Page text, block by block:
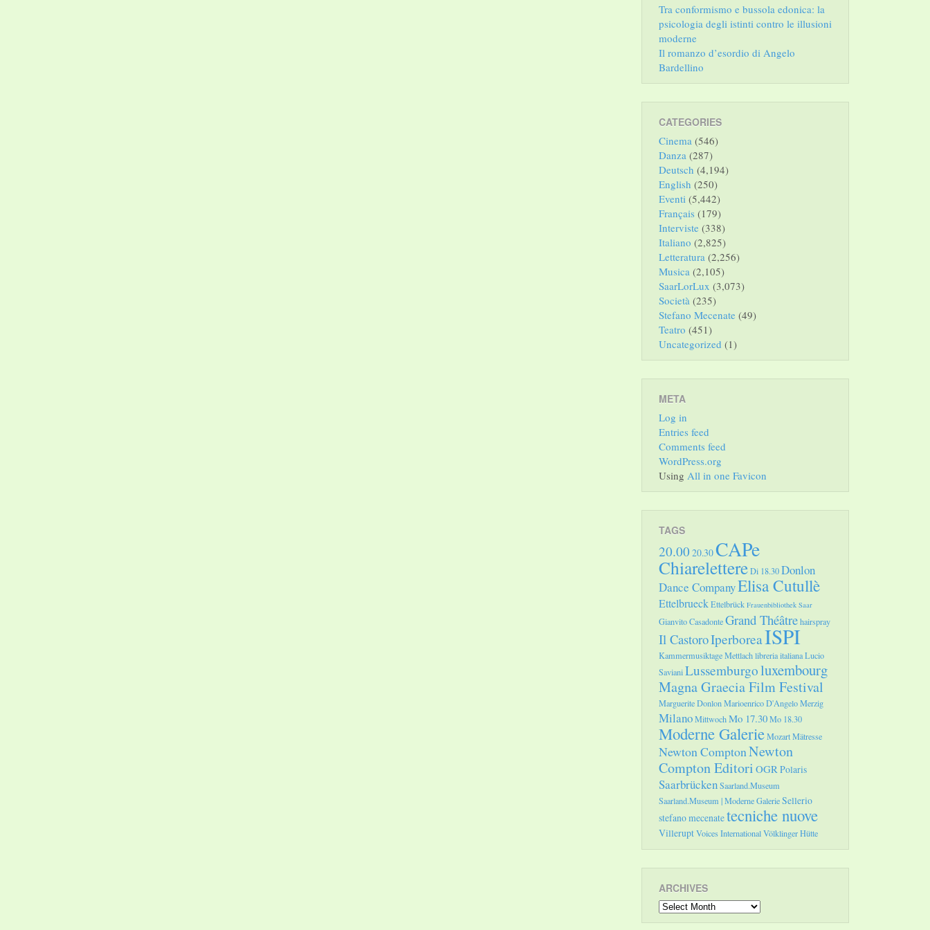
Tra conformismo e bussola edonica: la
psicologia degli istinti contro le illusioni
moderne
Il romanzo d’esordio di Angelo
Bardellino
CATEGORIES
Cinema (546)
Danza (287)
Deutsch (4,194)
English (250)
Eventi (5,442)
Français (179)
Interviste (338)
Italiano (2,825)
Letteratura (2,256)
Musica (2,105)
SaarLorLux (3,073)
Società (235)
Stefano Mecenate (49)
Teatro (451)
Uncategorized (1)
META
Log in
Entries feed
Comments feed
WordPress.org
Using All in one Favicon
TAGS
20.00 20.30CAPe
ChiarelettereDi 18.30Donlon
Dance CompanyElisa Cutullè
EttelbrueckEttelbrück Frauenbibliothek Saar
Gianvito CasadonteGrand Théâtrehairspray
Il CastoroIperboreaISPI
Kammermusiktage Mettlachlibreria italianaLucio
SavianiLussemburgoluxembourg
Magna Graecia Film Festival
Marguerite DonlonMarioenrico D'AngeloMerzig
MilanoMittwochMo 17.30Mo 18.30
Moderne GalerieMozartMätresse
Newton ComptonNewton
Compton Editori OGRPolaris
SaarbrückenSaarland.Museum
Saarland.Museum | Moderne GalerieSellerio
stefano mecenatetecniche nuove
VilleruptVoices InternationalVölklinger Hütte
ARCHIVES
Archives